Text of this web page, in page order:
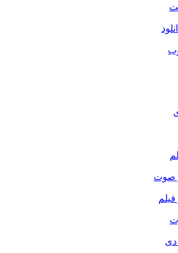
صوت
دی